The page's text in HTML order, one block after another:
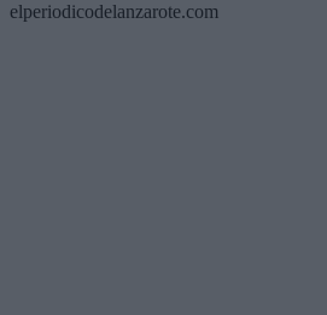
elperiodicodelanzarote.com